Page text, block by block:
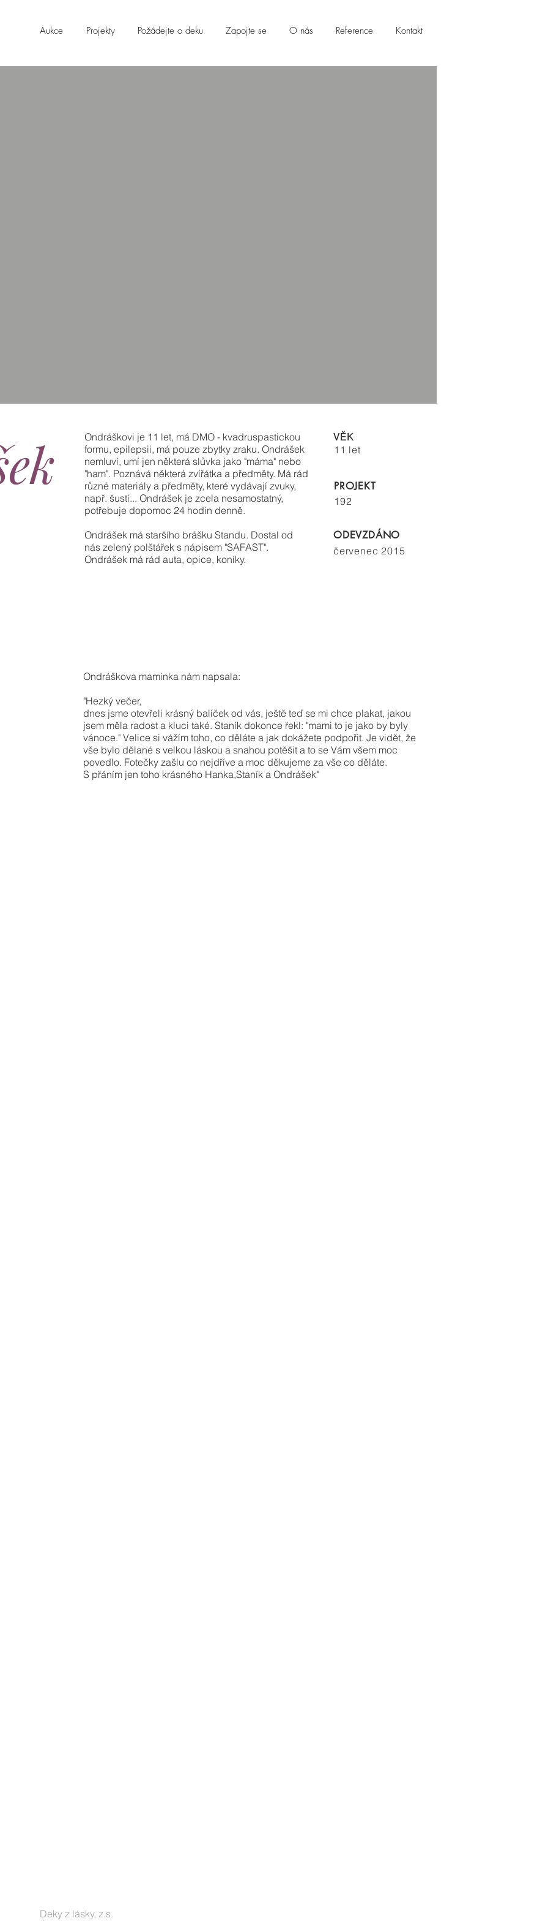
Aukce Projekty Požádejte o deku Zapojte se O nás Reference Kontakt
Ondráškovi je 11 let, má DMO - kvadruspastickou
formu, epilepsii, má pouze zbytky zraku. Ondrášek
nemluví, umí jen některá slůvka jako "máma" nebo
"ham". Poznává některá zvířátka a předměty. Má rád
různé materiály a předměty, které vydávají zvuky,
např. šustí... Ondrášek je zcela nesamostatný,
potřebuje dopomoc 24 hodin denně.
Ondrášek má staršího brášku Standu. Dostal od
nás zelený polštářek s nápisem "SAFAST".
Ondrášek má rád auta, opice, koníky.
VĚK
11 let
PROJEKT
192
ODEVZDÁNO
červenec 2015
Ondráškova maminka nám napsala:
"Hezký večer,
dnes jsme otevřeli krásný balíček od vás, ještě teď se mi chce plakat, jakou
jsem měla radost a kluci také. Staník dokonce řekl: "mami to je jako by byly
vánoce." Velice si vážím toho, co děláte a jak dokážete podpořit. Je vidět, že
vše bylo dělané s velkou láskou a snahou potěšit a to se Vám všem moc
povedlo. Fotečky zašlu co nejdříve a moc děkujeme za vše co děláte.
S přáním jen toho krásného Hanka,Staník a Ondrášek"
Deky z lásky, z.s.